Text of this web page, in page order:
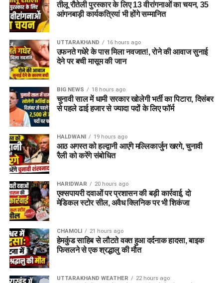
तीलू रौतेली पुरस्कार के लिए 13 वीरांगनाओं का चयन, 35
आंगनबाड़ी कार्यकत्रियां भी होंगे सम्मानित
UTTARAKHAND 16 hours ago
उफनते गधेरे के पास मिला नवजात!, रोने की आवाज सुनाई
देने पर बची मासूम की जान
BIG NEWS 18 hours ago
चुनावी साल में धामी सरकार खोलेगी भर्ती का पिटारा, दिसंबर
से पहले ढाई हजार से ज्यादा पदों के लिए फॉर्म
HALDWANI 19 hours ago
आठ अगस्त को हल्द्वानी आएंगे मल्लिकार्जुन खरगे, चुनावी
रैली को करेंगे संबोधित
HARIDWAR 20 hours ago
एक्सपायरी दवाओं पर प्रशासन की बड़ी कार्रवाई, दो
मेडिकल स्टोर सील, अवैध क्लिनिक पर भी शिकंजा
CHAMOLI 21 hours ago
हेमकुंड साहिब से लौटते वक्त हुआ दर्दनाक हादसा, बाइक
फिसलने से एक श्रद्धालु की मौत
UTTARAKHAND WEATHER 22 hours ago